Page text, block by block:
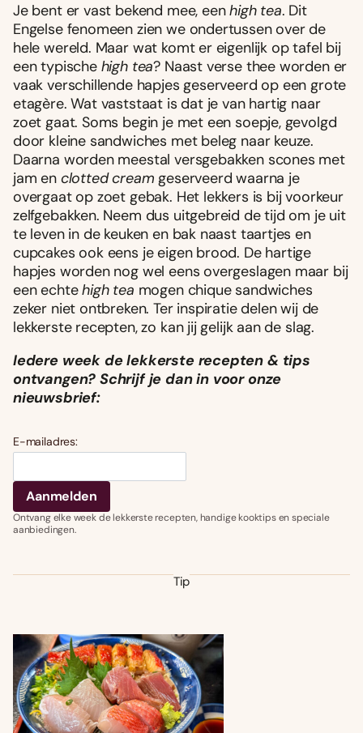
Je bent er vast bekend mee, eenhigh tea. Dit
Engelse fenomeen zien we ondertussen over de
hele wereld. Maar wat komt er eigenlijk op tafel bij
een typische high tea? Naast verse thee worden er
vaak verschillende hapjes geserveerd op een grote
etagère. Wat vaststaat is dat je van hartig naar
zoet gaat. Soms begin je met een soepje, gevolgd
door kleine sandwiches met beleg naar keuze.
Daarna worden meestal versgebakken scones met
jam en clotted cream geserveerd waarna je
overgaat op zoet gebak. Het lekkers is bij voorkeur
zelfgebakken. Neem dus uitgebreid de tijd om je uit
te leven in de keuken en bak naast taartjes en
cupcakes ook eens je eigen brood. De hartige
hapjes worden nog wel eens overgeslagen maar bij
een echtehigh tea mogen chique sandwiches
zeker niet ontbreken. Ter inspiratie delen wij de
lekkerste recepten, zo kan jij gelijk aan de slag.
Iedere week de lekkerste recepten & tips
ontvangen? Schrijf je dan in voor onze
nieuwsbrief:
E-mailadres:
Ontvang elke week de lekkerste recepten, handige kooktips en speciale
aanbiedingen.
Tip